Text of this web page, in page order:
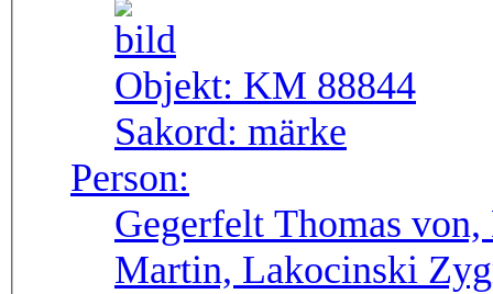
Objekt: KM 88844
Sakord: märke
Person:
Gegerfelt Thomas
Martin, Lakocinski